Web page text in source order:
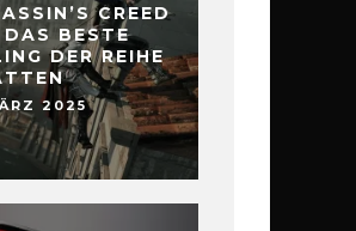
CREED
BESTE
DER REIHE
2025